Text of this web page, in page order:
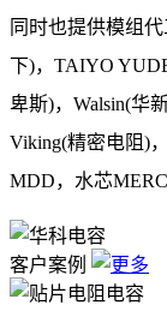
同时也提供模组
下)，TAIYO
卑斯)，Walsin(华
Viking(精密电阻)
MDD，水芯
客户案例